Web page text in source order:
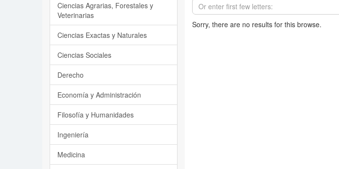
Sorry, there are no results for this browse.
Ciencias Agrarias, Forestales y
Veterinarias
Ciencias Exactas y Naturales
Ciencias Sociales
Derecho
Economía y Administración
Filosofía y Humanidades
Ingeniería
Medicina